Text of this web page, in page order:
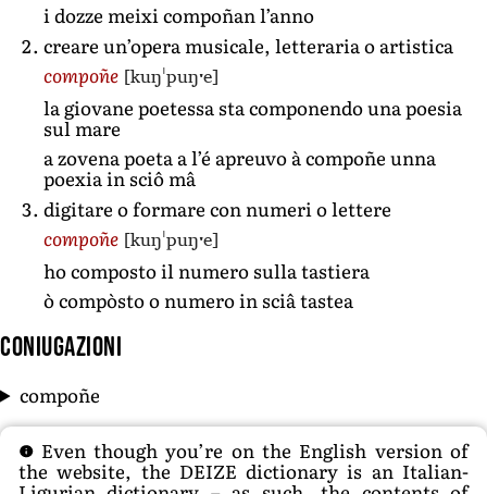
i dozze meixi compoñan l’anno
creare un’opera musicale, letteraria o artistica
compoñe [kuŋˈpuŋˑe]
la giovane poetessa sta componendo una poesia
sul mare
a zovena poeta a l’é apreuvo à compoñe unna
poexia in sciô mâ
digitare o formare con numeri o lettere
compoñe [kuŋˈpuŋˑe]
ho composto il numero sulla tastiera
ò compòsto o numero in sciâ tastea
Coniugazioni
compoñe
Even though you’re on the English version of
the website, the DEIZE dictionary is an Italian-